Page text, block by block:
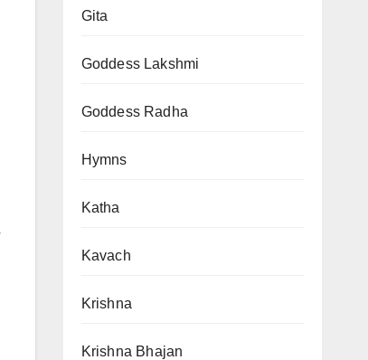
Gita
Goddess Lakshmi
Goddess Radha
Hymns
Katha
Kavach
Krishna
Krishna Bhajan